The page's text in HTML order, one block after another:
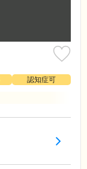
認知症可